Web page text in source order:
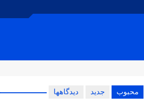
محبوب جدید دیدگاهها